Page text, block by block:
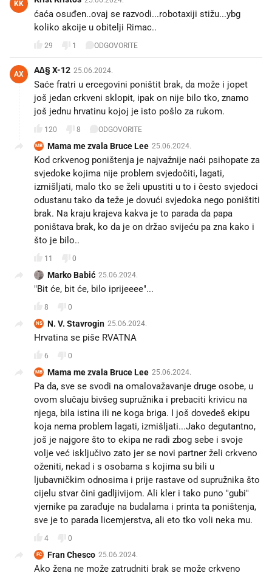
KK
ćaća osuđen..ovaj se razvodi...robotaxiji stižu...ybg
koliko akcije u obitelji Rimac..
29 1 ODGOVORITE
AX A∆§ X-12 25.06.2024.
Saće fratri u ercegovini poništit brak, da može i jopet
još jedan crkveni sklopit, ipak on nije bilo tko, znamo
još jednu hrvatinu kojoj je isto pošlo za rukom.
120 8 ODGOVORITE
MB Mama me zvala Bruce Lee 25.06.2024.
Kod crkvenog poništenja je najvažnije naći psihopate za
svjedoke kojima nije problem svjedočiti, lagati,
izmišljati, malo tko se želi upustiti u to i često svjedoci
odustanu tako da teže je dovući svjedoka nego poništiti
brak. Na kraju krajeva kakva je to parada da papa
poništava brak, ko da je on držao svijeću pa zna kako i
što je bilo..
11 0
Marko Babić 25.06.2024.
"Bit će, bit će, bilo iprijeeee"...
8 0
NS N. V. Stavrogin 25.06.2024.
Hrvatina se piše RVATNA
6 0
MB Mama me zvala Bruce Lee 25.06.2024.
Pa da, sve se svodi na omalovažavanje druge osobe, u
ovom slučaju bivšeg supružnika i prebaciti krivicu na
njega, bila istina ili ne koga briga. I još dovedeš ekipu
koja nema problem lagati, izmišljati...Jako degutantno,
još je najgore što to ekipa ne radi zbog sebe i svoje
volje već isključivo zato jer se novi partner želi crkveno
oženiti, nekad i s osobama s kojima su bili u
ljubavničkim odnosima i prije rastave od supružnika što
cijelu stvar čini gadljivijom. Ali kler i tako puno "gubi"
vjernike pa zarađuje na budalama i printa ta poništenja,
sve je to parada licemjerstva, ali eto tko voli neka mu.
4 0
FC Fran Chesco 25.06.2024.
Ako žena ne može zatrudniti brak se može crkveno